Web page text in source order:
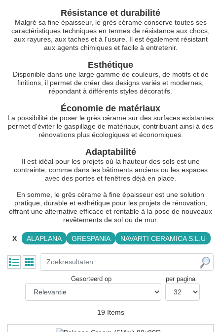
Résistance et durabilité
Malgré sa fine épaisseur, le grès cérame conserve toutes ses
caractéristiques techniques en termes de résistance aux chocs,
aux rayures, aux taches et à l'usure. Il est également résistant
aux agents chimiques et facile à entretenir.
Esthétique
Disponible dans une large gamme de couleurs, de motifs et de
finitions, il permet de créer des designs variés et modernes,
répondant à différents styles décoratifs.
Économie de matériaux
La possibilité de poser le grès cérame sur des surfaces existantes
permet d'éviter le gaspillage de matériaux, contribuant ainsi à des
rénovations plus écologiques et économiques.
Adaptabilité
Il est idéal pour les projets où la hauteur des sols est une
contrainte, comme dans les bâtiments anciens ou les espaces
avec des portes et fenêtres déjà en place.
En somme, le grès cérame à fine épaisseur est une solution
pratique, durable et esthétique pour les projets de rénovation,
offrant une alternative efficace et rentable à la pose de nouveaux
revêtements de sol ou de mur.
X ALAPLANA GRESPANIA NAVARTI CERAMICA S.L.U
Gesorteerd op per pagina
19 Items